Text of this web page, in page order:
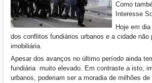
Como
Interesse
Hoje em
dos conflitos fundiários urbanos e a cidade
imobiliária.
Apesar dos avanços no último período ainda
fundiária muito elevado. Em contraste a isto,
urbanos, poderiam ser a moradia de milhões